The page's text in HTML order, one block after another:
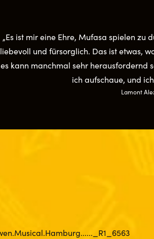
„Es ist mir eine Ehre, Mufasa spielen zu
liebevoll und fürsorglich. Das ist etwas,
es kann manchmal sehr herausfordernd
ich aufschaue, und
Lamont